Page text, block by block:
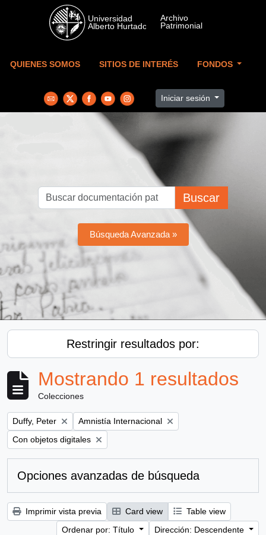
Skip to main content
QUIENES SOMOS SITIOS DE INTERÉS FONDOS
Iniciar sesión
Buscar
Búsqueda Avanzada »
Restringir resultados por:
Mostrando 1 resultados
Colecciones
Remove filter:
Duffy, Peter Remove filter:
Amnistía Internacional
Remove filter:
Con objetos digitales
Opciones avanzadas de búsqueda
Imprimir vista previa Card view
Table view
Ordenar por: Título
Dirección: Descendente